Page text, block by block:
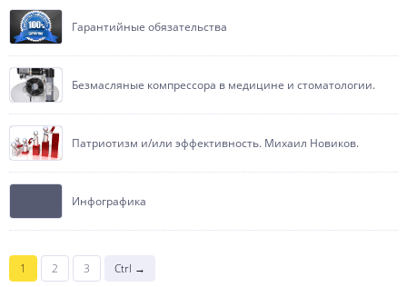
Гарантийные обязательства
Безмасляные компрессора в медицине и стоматологии.
Патриотизм и/или эффективность. Михаил Новиков.
Инфографика
1 2 3 Ctrl →